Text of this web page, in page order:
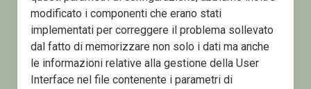
modificato i componenti che erano stati
implementati per correggere il problema sollevato
dal fatto di memorizzare non solo i dati ma anche
le informazioni relative alla gestione della User
Interface nel file contenente i parametri di